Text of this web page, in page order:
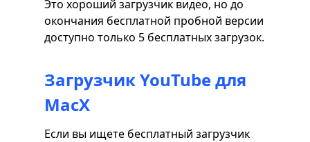
Это хороший загрузчик видео, но до
окончания бесплатной пробной версии
доступно только 5 бесплатных загрузок.
Загрузчик YouTube для
MacX
Если вы ищете бесплатный загрузчик